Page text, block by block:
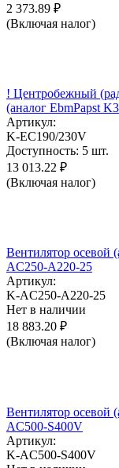
2 373.89 ₽
(Включая налог)
! Центробежный
(аналог EbmPapst
Артикул:
K-EC190/230V
Доступность: 5 шт.
13 013.22 ₽
(Включая налог)
Вентилятор осевой
AC250-A220-25
Артикул:
K-AC250-A220-25
Нет в наличии
18 883.20 ₽
(Включая налог)
Вентилятор осевой
AC500-S400V
Артикул:
K-AC500-S400V